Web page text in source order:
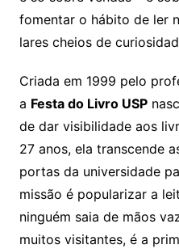
fomentar o hábito de ler
lares cheios de
Criada em 1999 pelo
a Festa do Livro USP
de dar visibilidade aos
27 anos, ela transcende
portas da universidade
missão é popularizar a
ninguém saia de mãos
muitos visitantes, é a